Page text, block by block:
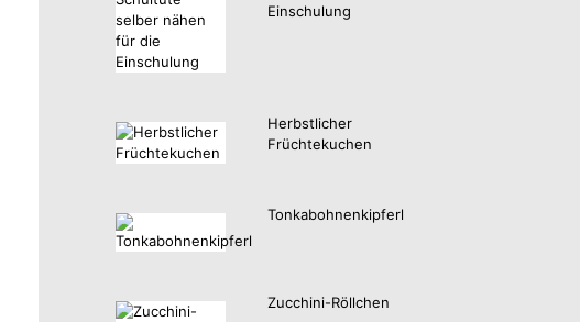
Einschulung
Herbstlicher
Früchtekuchen
Tonkabohnenkipferl
Zucchini-Röllchen